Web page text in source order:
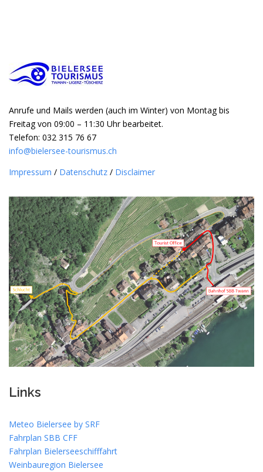
Anrufe und Mails werden (auch im Winter) von Montag bis
Freitag von 09:00 – 11:30 Uhr bearbeitet.
Telefon: 032 315 76 67
info@bielersee-tourismus.ch
Impressum / Datenschutz / Disclaimer
Links
Meteo Bielersee by SRF
Fahrplan SBB CFF
Fahrplan Bielerseeschifffahrt
Weinbauregion Bielersee